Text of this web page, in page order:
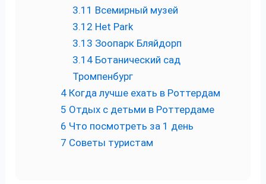
3.11 Всемирный музей
3.12 Het Park
3.13 Зоопарк Бляйдорп
3.14 Ботанический сад
Тромпенбург
4 Когда лучше ехать в Роттердам
5 Отдых с детьми в Роттердаме
6 Что посмотреть за 1 день
7 Советы туристам